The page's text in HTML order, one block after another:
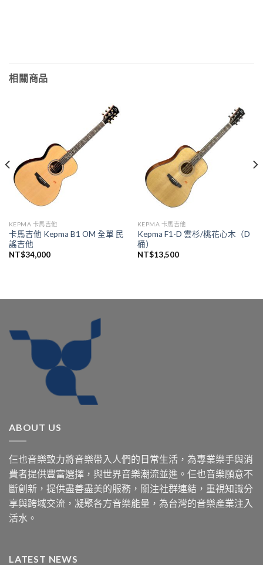
相關商品
KEPMA 卡馬吉他
卡馬吉他 Kepma B1 OM 全單 民
謠吉他
NT$34,000
KEPMA 卡馬吉他
Kepma F1-D 雲杉/桃花心木（D
桶）
NT$13,500
ABOUT US
仨也音樂致力將音樂帶入人們的日常生活，為專業樂手與消
費者提供豐富選擇，與世界音樂潮流並進。仨也音樂願意不
斷創新，提供盡善盡美的服務，關注社群連結，重視知識分
享與跨域交流，凝聚各方音樂能量，為台灣的音樂產業注入
活水。
LATEST NEWS